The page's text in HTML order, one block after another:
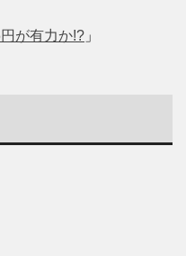
が有力か!? 」